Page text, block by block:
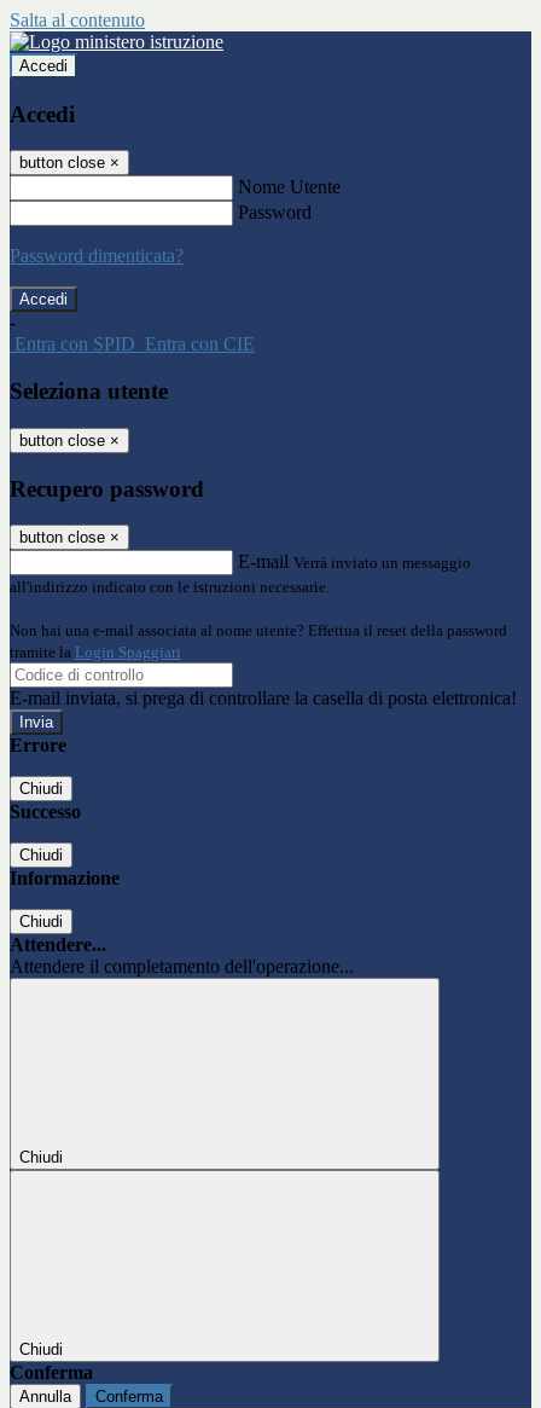
Salta al contenuto
Accedi
Accedi
button close ×
Nome Utente
Password
Password dimenticata?
-
Entra con SPID Entra con CIE
Seleziona utente
button close ×
Recupero password
button close ×
E-mail Verrà inviato un messaggio
all'indirizzo indicato con le istruzioni necessarie.
Non hai una e-mail associata al nome utente? Effettua il reset della password
tramite la Login Spaggiari
E-mail inviata, si prega di controllare la casella di posta elettronica!
Errore
Chiudi
Successo
Chiudi
Informazione
Chiudi
Attendere...
Attendere il completamento dell'operazione...
Chiudi
Chiudi
Conferma
Annulla Conferma